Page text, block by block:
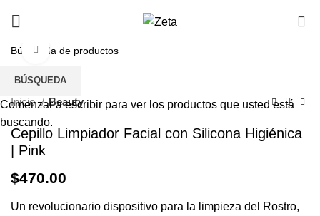
Haga Click para agrandar
Inicio Beauty
Cepillo Limpiador Facial con Silicona Higiénica
| Pink
$470.00
Un revolucionario dispositivo para la limpieza del Rostro,
país
BÚSQUEDA
Comenzar a escribir para ver los productos que usted está
buscando.